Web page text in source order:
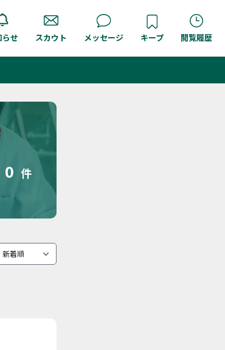
らせ スカウト メッセージ キープ 閲覧履歴
0 件